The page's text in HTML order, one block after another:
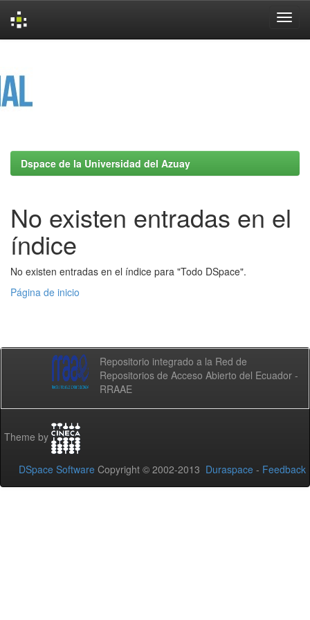
Dspace de la Universidad del Azuay
No existen entradas en el
índice
No existen entradas en el índice para "Todo DSpace".
Página de inicio
Repositorio integrado a la Red de
Repositorios de Acceso Abierto del Ecuador -
RRAAE
Theme by
DSpace Software Copyright © 2002-2013 Duraspace - Feedback